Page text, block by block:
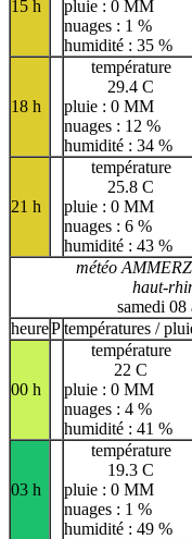
15 h
pluie : 0 MM
nuages : 1 %
humidité : 35 %
18 h
température
29.4 C
pluie : 0 MM
nuages : 12 %
humidité : 34 %
21 h
température
25.8 C
pluie : 0 MM
nuages : 6 %
humidité : 43 %
météo
haut-
samedi 08
heurePtempératures /
00 h
température
22 C
pluie : 0 MM
nuages : 4 %
humidité : 41 %
03 h
température
19.3 C
pluie : 0 MM
nuages : 1 %
humidité : 49 %